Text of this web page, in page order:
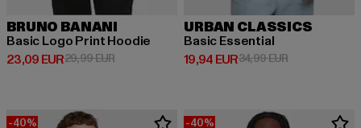
BRUNO BANANI
Basic Logo Print Hoodie
23,09 EUR
Derzeitiger Preis: 23,09 EUR
29,99 EURAktionspreis: 29,99 EUR
URBAN CLASSICS
Basic Essential
19,94 EUR
Derzeitiger Preis: 19,94 EUR
34,99 EURAktionspreis:
-40% -40%